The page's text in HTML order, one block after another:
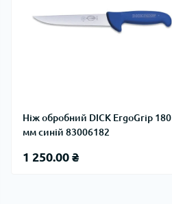
Ніж обробний DICK ErgoGrip 180
мм синій 83006182
1 250.00 ₴